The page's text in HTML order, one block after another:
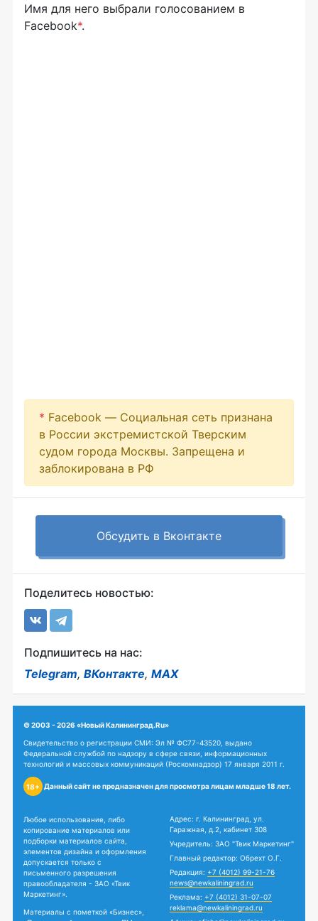
Имя для него выбрали голосованием в
Facebook*.
* Facebook — Социальная сеть признана
в России экстремистской Тверским
судом города Москвы. Запрещена и
заблокирована в РФ
Обсудить в Вконтакте
Поделитесь новостью:
Подпишитесь на нас:
Telegram, ВКонтакте, MAX
© 2003 - 2026 «Новый Калининград.Ru»
Свидетельство о регистрации СМИ: Эл № ФС77-43520, выдано
Федеральной службой по надзору в сфере связи, информационных
технологий и массовых коммуникаций (Роскомнадзор) 17 января 2011 г.
18+ Данный сайт не предназначен для просмотра лицам младше 18 лет.
Любое использование, либо
копирование материалов или
подборки материалов сайта,
элементов дизайна и оформления
допускается только с
письменного разрешения
правообладателя - ЗАО «Твик
Маркетинг».
Материалы с пометкой «Бизнес»,
Адрес: г. Калининград, ул.
Гаражная, д.2, кабинет 308
Учредитель: ЗАО "Твик Маркетинг"
Главный редактор: Обрехт О.Г.
Редакция: +7 (4012) 99-21-76
news@newkaliningrad.ru
Реклама: +7 (4012) 31-07-07
reklama@newkaliningrad.ru